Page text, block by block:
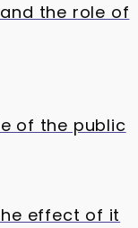
the role of
of the public
effect of it